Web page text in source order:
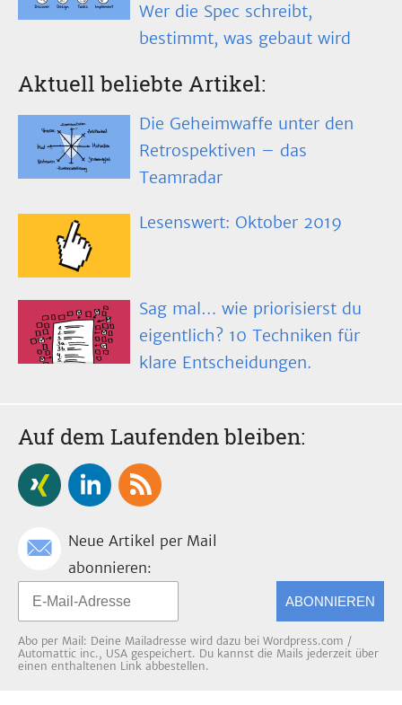
Wer die Spec schreibt,
bestimmt, was gebaut wird
Aktuell beliebte Artikel:
Die Geheimwaffe unter den
Retrospektiven – das
Teamradar
Lesenswert: Oktober 2019
Sag mal… wie priorisierst du
eigentlich? 10 Techniken für
klare Entscheidungen.
Auf dem Laufenden bleiben:
Neue Artikel per Mail
abonnieren:
ABONNIEREN
Abo per Mail: Deine Mailadresse wird dazu bei Wordpress.com /
Automattic inc., USA gespeichert. Du kannst die Mails jederzeit über
einen enthaltenen Link abbestellen.